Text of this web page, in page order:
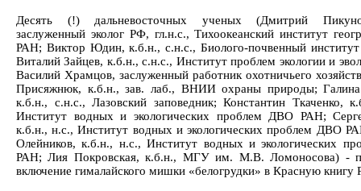
Десять (!) дальневосточных ученых (Дмитрий
заслуженный эколог РФ, гл.н.с., Тихоокеанский институт
РАН; Виктор Юдин, к.б.н., с.н.с., Биолого-почвенный
Виталий Зайцев, к.б.н., с.н.с., Институт проблем экологии и
Василий Храмцов, заслуженный работник охотничьего
Присяжнюк, к.б.н., зав. лаб., ВНИИ охраны природы; Галина
к.б.н., с.н.с., Лазовский заповедник; Константин Ткаченко,
Институт водных и экологических проблем ДВО РАН;
к.б.н., н.с., Институт водных и экологических проблем ДВО
Олейников, к.б.н., н.с., Институт водных и экологических
РАН; Лия Покровская, к.б.н., МГУ им. М.В. Ломоносова) -
включение гималайского мишки «белогрудки» в Красную книгу